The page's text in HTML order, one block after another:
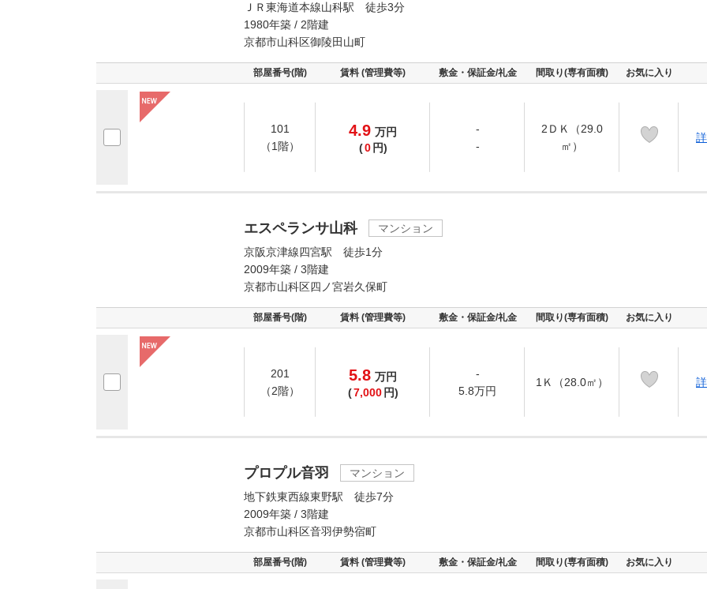
ＪＲ東海道本線山科駅 徒歩3分
1980年築 / 2階建
京都市山科区御陵田山町
部屋番号(階) 賃料 (管理費等) 敷金・保証金/礼金 間取り(専有面積) お気に入り
101
（1階）
4.9 万円
(0 円)
-
-
2ＤＫ（29.0
㎡）
エスペランサ山科
マンション
京阪京津線四宮駅 徒歩1分
2009年築 / 3階建
京都市山科区四ノ宮岩久保町
部屋番号(階) 賃料 (管理費等) 敷金・保証金/礼金 間取り(専有面積) お気に入り
201
（2階）
5.8 万円
(7,000 円)
-
5.8万円
1Ｋ（28.0㎡）
プロプル音羽
マンション
地下鉄東西線東野駅 徒歩7分
2009年築 / 3階建
京都市山科区音羽伊勢宿町
部屋番号(階) 賃料 (管理費等) 敷金・保証金/礼金 間取り(専有面積) お気に入り